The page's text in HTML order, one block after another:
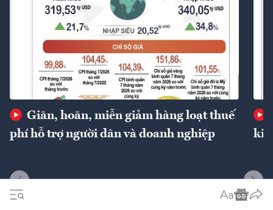
Giãn, hoãn, miễn giảm hàng loạt thuế
phí hỗ trợ người dân và doanh nghiệp